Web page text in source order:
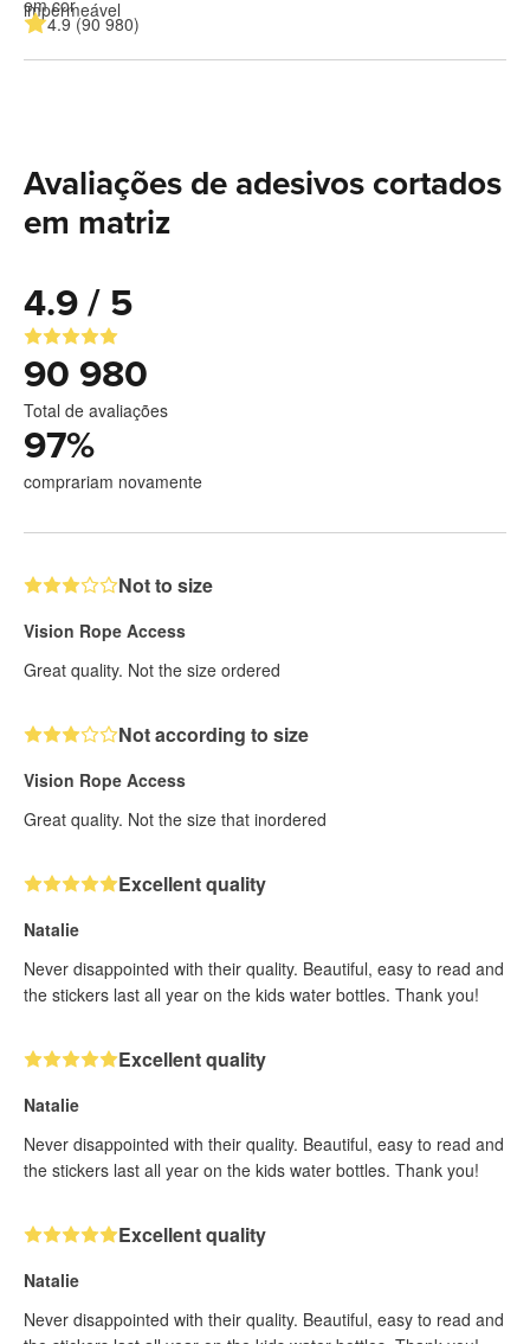
4.9 (90 980)
Avaliações de adesivos cortados
em matriz
4.9 / 5
90 980
Total de avaliações
97%
comprariam novamente
Not to size
Vision Rope Access
Great quality. Not the size ordered
Not according to size
Vision Rope Access
Great quality. Not the size that inordered
Excellent quality
Natalie
Never disappointed with their quality. Beautiful, easy to read and
the stickers last all year on the kids water bottles. Thank you!
Excellent quality
Natalie
Never disappointed with their quality. Beautiful, easy to read and
the stickers last all year on the kids water bottles. Thank you!
Excellent quality
Natalie
Never disappointed with their quality. Beautiful, easy to read and